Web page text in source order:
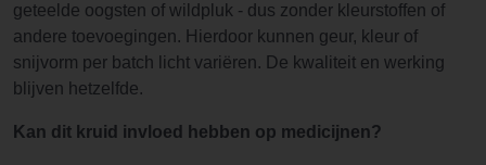
geteelde oogsten of wildpluk - dus zonder kleurstoffen of
andere toevoegingen. Hierdoor kunnen geur, kleur of
snijvorm per batch licht variëren. De kwaliteit en werking
blijven hetzelfde.
Kan dit kruid invloed hebben op medicijnen?